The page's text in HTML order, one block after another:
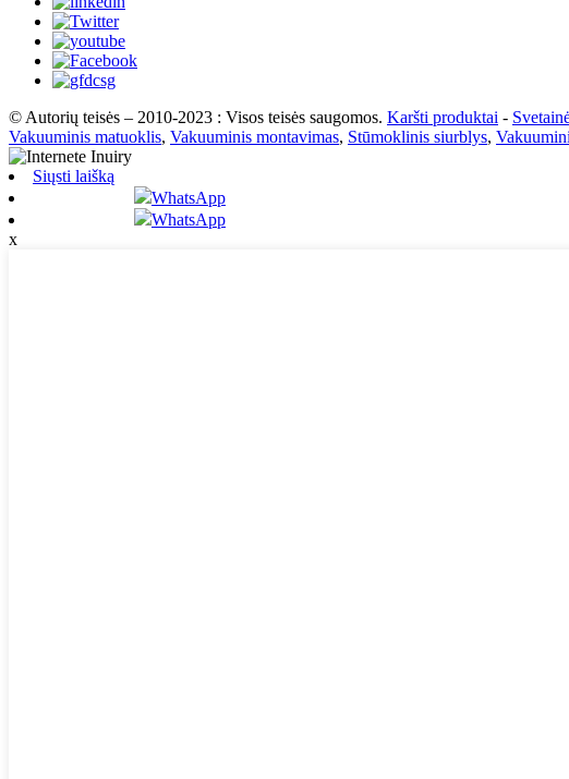
© Autorių teisės – 2010-2023 : Visos teisės saugomos. Karšti produktai -
Vakuuminis matuoklis, Vakuuminis montavimas, Stūmoklinis siurblys,
Siųsti laišką
WhatsApp
WhatsApp
x